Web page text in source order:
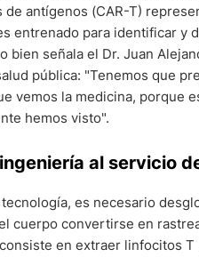
antígenos (CAR-T)
entrenado para identificar y
bien señala el Dr. Juan
pública: "Tenemos que
vemos la medicina, porque
hemos visto".
al servicio
es necesario
cuerpo convertirse en
en extraer linfocitos